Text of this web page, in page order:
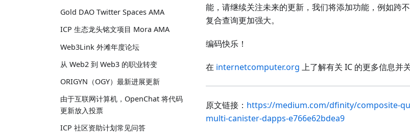
Gold DAO Twitter Spaces AMA
ICP 生态龙头铭文项目 Mora AMA
Web3Link 外滩年度论坛
从 Web2 到 Web3 的职业转变
ORIGYN（OGY）最新进展更新
由于互联网计算机，OpenChat 将代码
更新放入投票
ICP 社区资助计划常见问答
能，请继续关注未来的更新，我们将添加功能，例如跨
复合查询更加强大。
编码快乐！
在 internetcomputer.org 上了解有关 IC 的更多信息并
原文链接： https://medium.com/dfinity/composite-
multi-canister-dapps-e766e62bdea9